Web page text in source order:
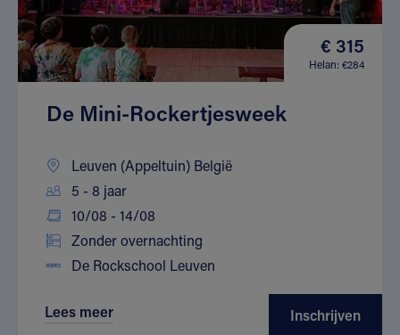
€ 315
Helan: €284
De Mini-Rockertjesweek
Leuven (Appeltuin) België
5 - 8 jaar
10/08 - 14/08
Zonder overnachting
De Rockschool Leuven
Lees meer Inschrijven